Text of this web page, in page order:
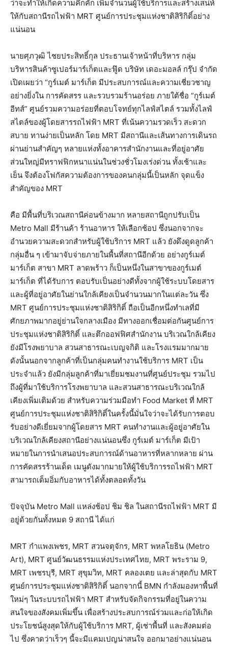
ว่าจะทำให้เกิดความคึกคัก เพิ่มจำนวนผู้ใช้บริการและสร้างเสน่ห์
ให้กับสถานีรถไฟฟ้า MRT ศูนย์การประชุมแห่งชาติสิริกิติ์อย่าง
แน่นอน
นายศุภวุฒิ ไชยประสิทธิ์กุล ประธานเจ้าหน้าที่บริหาร กลุ่ม
บริหารสินค้าซูเปอร์มาร์เก็ตและฟู๊ด บริษัท เดอะมอลล์ กรุ๊ป จำกัด
เปิดเผยว่า “กูร์เมต์ มาร์เก็ต มีประสบการณ์และความเชี่ยวชาญ
อย่างยิ่งใน การคัดสรร และรวบรวมร้านอร่อย ภายใต้ชื่อ “กูร์เมต์
อีทส์” ศูนย์รวมความอร่อยที่ตอบโจทย์ทุกไลฟ์สไตล์ รวมทั้งไลฟ์
สไตล์ของผู้โดยสารรถไฟฟ้า MRT ที่เน้นความรวดเร็ว สะดวก
สบาย ทานง่ายเป็นหลัก โดย MRT มีสถานีและเส้นทางการเดินรถ
ผ่านย่านสำคัญๆ หลายแห่งทั้งอาคารสำนักงานและที่อยู่อาศัย
ส่วนใหญ่มีทราฟฟิกหนาแน่นในช่วงชั่วโมงเร่งด่วน ทั้งเช้าและ
เย็น จึงต้องโฟกัสความต้องการของคนกลุ่มนี้เป็นหลัก จุดแข็ง
สำคัญของ MRT
คือ มีพื้นที่บริเวณสถานีค่อนข้างมาก หลายสถานีถูกปรับเป็น
Metro Mall มีร้านค้า ร้านอาหาร ให้เลือกช้อป ซึ่งนอกจากจะ
อำนวยความสะดวกสำหรับผู้ใช้บริการ MRT แล้ว ยังดึงดูดลูกค้า
กลุ่มอื่น ๆ เข้ามาจับจ่ายภายในพื้นที่สถานีอีกด้วย อย่างกูร์เมต์
มาร์เก็ต สาขา MRT ลาดพร้าว ก็เป็นหนึ่งในสาขาของกูร์เมต์
มาร์เก็ต ที่ได้รับการ ตอบรับเป็นอย่างดีทั้งจากผู้ใช้ระบบโดยสาร
และผู้ที่อยู่อาศัยในย่านใกล้เคียงเป็นจำนวนมากในแต่ละวัน ซึ่ง
MRT ศูนย์การประชุมแห่งชาติสิริกิติ์ ถือเป็นอีกหนึ่งทำเลที่มี
ศักยภาพมากอยู่ย่านใจกลางเมือง มีทางออกเชื่อมต่อกันศูนย์การ
ประชุมแห่งชาติสิริกิติ์ และตึกออฟฟิศสำนักงาน บริเวณใกล้เคียง
ยังมีโรงพยาบาล สวนสาธารณะเบญจกิติ และโรงแรมมากมาย
ดังนั้นนอกจากลูกค้าที่เป็นกลุ่มคนทำงานใช้บริการ MRT เป็น
ประจำแล้ว ยังมีกลุ่มลูกค้าที่มาเยี่ยมชมงานที่ศูนย์ประชุม รวมไป
ถึงผู้ที่มาใช้บริการโรงพยาบาล และสวนสาธารณะบริเวณใกล้
เคียงเพิ่มเติมด้วย สำหรับความร่วมมือทำ Food Market ที่ MRT
ศูนย์การประชุมแห่งชาติสิริกิติ์ในครั้งนี้มั่นใจว่าจะได้รับการตอบ
รับอย่างดีเยี่ยมจากผู้โดยสาร MRT คนทำงานและผู้อยู่อาศัยใน
บริเวณใกล้เคียงสถานีอย่างแน่นอนซึ่ง กูร์เมต์ มาร์เก็ต มีเป้า
หมายในการนำเสนอประสบการณ์ด้านอาหารที่หลากหลาย ผ่าน
การคัดสรรร้านเด็ด เมนูดังมากมายให้ผู้ใช้บริการรถไฟฟ้า MRT
สามารถเต็มอิ่มกับอาหารได้ทั้งตลอดทั้งวัน
ปัจจุบัน Metro Mall แหล่งช้อป ชิม ชิล ในสถานีรถไฟฟ้า MRT มี
อยู่ด้วยกันทั้งหมด 9 สถานี ได้แก่
MRT กำแพงเพชร, MRT สวนจตุจักร, MRT พหลโยธิน (Metro
Art), MRT ศูนย์วัฒนธรรมแห่งประเทศไทย, MRT พระราม 9,
MRT เพชรบุรี, MRT สุขุมวิท, MRT คลองเตย และล่าสุดกับ MRT
ศูนย์การประชุมแห่งชาติสิริกิติ์ นอกจากนี้ BMN กำลังมองหาพื้นที่
ใหม่ๆ ในระบบรถไฟฟ้า MRT สำหรับจัดกิจกรรมที่อยู่ในความ
สนใจของสังคมเพิ่มขึ้น เพื่อสร้างประสบการณ์ร่วมและก่อให้เกิด
ประโยชน์สูงสุดให้กับผู้ใช้บริการ MRT, ผู้เช่าพื้นที่ และสังคมต่อ
ไป ซึ่งคาดว่าเร็วๆ นี้จะมีแคมเปญน่าสนใจ ออกมาอย่างแน่นอน